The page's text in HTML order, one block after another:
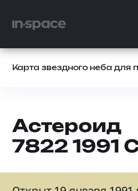
Карта звездного неба для
Астероид
7822 1991